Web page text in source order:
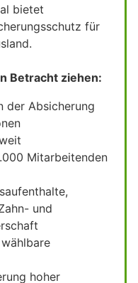
bietet
für
Betracht ziehen:
der Absicherung
Mitarbeitenden
und
hoher